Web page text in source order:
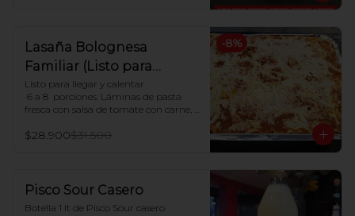
-8%
Lasaña Bolognesa
Familiar (Listo para
hornear en casa)
Listo para llegar y calentar
6 a 8  porciones. Láminas de pasta
fresca con salsa de tomate con carne,
minutos.
$28.900$31.500
Pisco Sour Casero
Botella 1 lt de Pisco Sour casero